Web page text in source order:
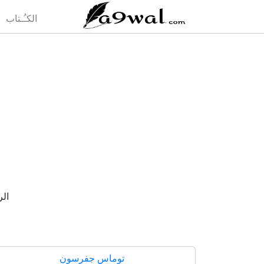
الكـُـتاب
توماس جفرسون